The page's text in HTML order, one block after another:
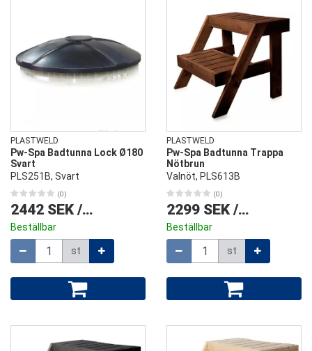
PLASTWELD
Pw-Spa Badtunna Lock Ø180
Svart
PLS251B, Svart
(0)
2442 SEK / st
Beställbar
st
PLASTWELD
Pw-Spa Badtunna Trappa
Nötbrun
Valnöt, PLS613B
(0)
2299 SEK / st
Beställbar
st